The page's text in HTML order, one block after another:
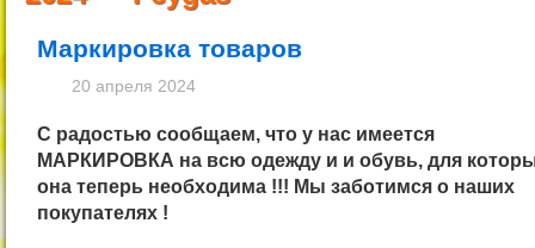
Маркировка товаров
20 апреля 2024
С радостью сообщаем, что у нас имеется
МАРКИРОВКА на всю одежду и и обувь, для
она теперь необходима !!! Мы заботимся о наших
покупателях !